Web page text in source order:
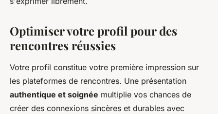
Optimiser votre profil pour des
rencontres réussies
Votre profil constitue votre première impression sur
les plateformes de rencontres. Une présentation
authentique et soignée multiplie vos chances de
créer des connexions sincères et durables avec